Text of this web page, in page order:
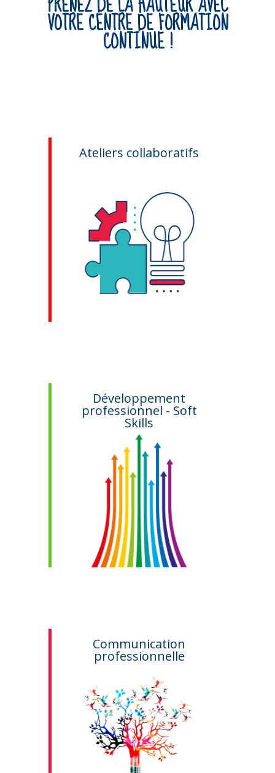
VOTRE CENTRE DE FORMATION
CONTINUE !
Ateliers collaboratifs
Développement
professionnel - Soft
Skills
Communication
professionnelle